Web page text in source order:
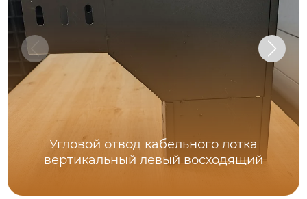
Угловой отвод кабельного лотка
вертикальный левый восходящий